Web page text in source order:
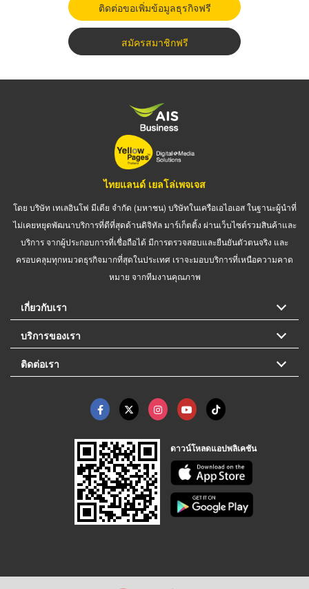
ติดต่อขอเพิ่มข้อมูลธุรกิจฟรี
สมัครสมาชิกฟรี
ไทยแลนด์ เยลโล่เพจเจส
โดย บริษัท เทเลอินโฟ มีเดีย จำกัด (มหาชน) บริษัทในเครือเอไอเอส ในฐานะผู้นำที่
ไม่เคยหยุดพัฒนาบริการที่ดีที่สุดด้านดิจิทัล มาร์เก็ตติ้ง ผ่านเว็บไซต์รวมสินค้าและ
บริการ จากผู้ประกอบการที่เชื่อถือได้ มีการตรวจสอบและยืนยันตัวตนจริง และ
ครอบคลุมทุกหมวดธุรกิจมากที่สุดในประเทศ เราจะมอบบริการที่เหนือความคาด
หมาย จากทีมงานคุณภาพ
เกี่ยวกับเรา
บริการของเรา
ติดต่อเรา
ดาวน์โหลดแอปพลิเคชัน